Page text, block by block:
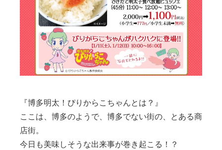
『博多明太！ぴりからこちゃんとは？』
ここは、博多のようで、博多でない街の、とある商
店街。
今日も美味しそうな出来事が巻き起こる！？